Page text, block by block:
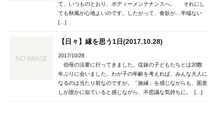
て、いつものとおり、ボディーメンテナンスへ。 それにし
ても秋風が心地よいのです。したがって、食欲が…半端ない
[…]
【日々】縁を思う1日(2017.10.28)
2017/10/28
伯母の法要に行ってきました。従妹の子どもたちとは20数
年ぶりに会いました。わが子の年齢を考えれば、みんな大人に
なるのは当たり前なのですが。「族縁」を感じながらも、面差
しが誰かに似ていると感じながら、不思議な気持ちに。 […]